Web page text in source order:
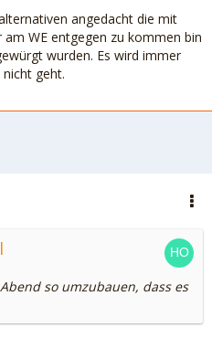
angedacht die mit
WE entgegen zu kommen bin
wurden. Es wird immer
geht.
so umzubauen, dass es